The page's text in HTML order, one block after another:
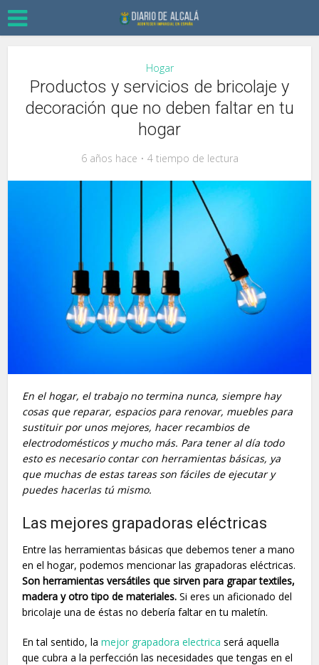
Hogar
Productos y servicios de bricolaje y
decoración que no deben faltar en tu
hogar
6 años hace 4 tiempo de lectura
En el hogar, el trabajo no termina nunca, siempre hay
cosas que reparar, espacios para renovar, muebles para
sustituir por unos mejores, hacer recambios de
electrodomésticos y mucho más. Para tener al día todo
esto es necesario contar con herramientas básicas, ya
que muchas de estas tareas son fáciles de ejecutar y
puedes hacerlas tú mismo.
Las mejores grapadoras eléctricas
Entre las herramientas básicas que debemos tener a mano
en el hogar, podemos mencionar las grapadoras eléctricas.
Son herramientas versátiles que sirven para grapar textiles,
madera y otro tipo de materiales.Si eres un aficionado del
bricolaje una de éstas no debería faltar en tu maletín.
En tal sentido, lamejor grapadora electrica será aquella
que cubra a la perfección las necesidades que tengas en el